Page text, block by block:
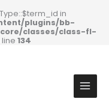
in
plugins/bb-
classes/class-fl-
line 134
Main